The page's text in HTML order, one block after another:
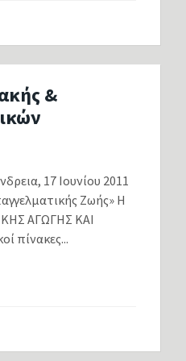
&
17 Ιουνίου 2011
Ζωής» Η
ΑΓΩΓΗΣ ΚΑΙ
πίνακες...